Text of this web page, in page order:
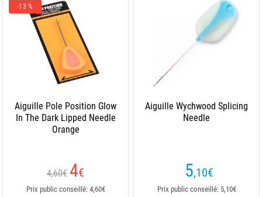
-13 %
Aiguille Pole Position Glow
In The Dark Lipped Needle
Orange
4,60€ 4€
Prix public conseillé: 4,60€
Aiguille Wychwood Splicing
Needle
5,10€
Prix public conseillé: 5,10€